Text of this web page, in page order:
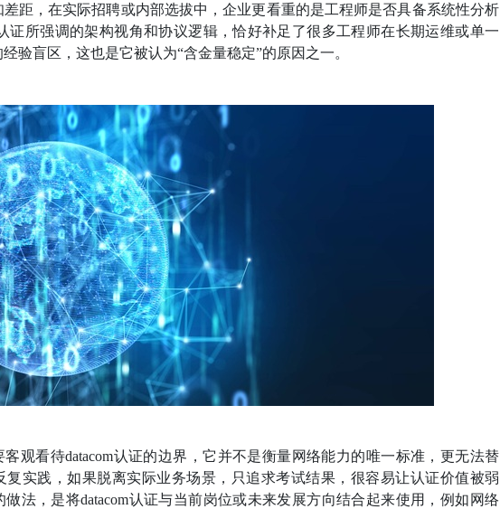
距，在实际招聘或内部选拔中，企业更看重的是工程师是否具备系统性分析
证所强调的架构视角和协议逻辑，恰好补足了很多工程师在长期运维或单一
验盲区，这也是它被认为“含金量稳定”的原因之一。
客观看待datacom认证的边界，它并不是衡量网络能力的唯一标准，更无法替
复实践，如果脱离实际业务场景，只追求考试结果，很容易让认证价值被弱
法，是将datacom认证与当前岗位或未来发展方向结合起来使用，例如网络